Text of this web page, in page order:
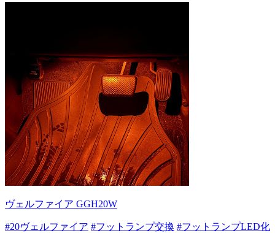
ヴェルファイア GGH20W
#20ヴェルファイア #フットランプ交換 #フットランプLED化